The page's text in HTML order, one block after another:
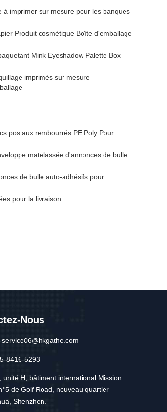
imprimer sur mesure pour les banques
Produit cosmétique Boîte d'emballage
Mink Eyeshadow Palette Box
imprimés sur mesure
postaux rembourrés PE Poly Pour
matelassée d'annonces de bulle
de bulle auto-adhésifs pour
pour la livraison
Nous
service06@hkgathe.com
8416-5293
unité H, bâtiment international Mission
de Golf Road, nouveau quartier
Shenzhen.